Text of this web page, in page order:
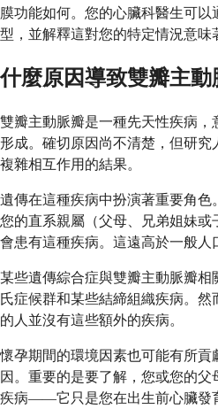
膜功能如何。您的心臟科醫生可
型，並解釋這對您的特定情況意味
什麼原因導致雙瓣主動
雙瓣主動脈瓣是一種先天性疾病，
形成。確切原因尚不清楚，但研
複雜相互作用的結果。
遺傳在這種疾病中扮演著重要角色
您的直系親屬（父母、兄弟姐妹或
會患有這種疾病。這遠高於一般人
某些遺傳綜合症與雙瓣主動脈瓣
氏症候群和某些結締組織疾病。
的人並沒有這些額外的疾病。
懷孕期間的環境因素也可能有所
因。重要的是要了解，您或您的
疾病——它只是您在出生前心臟發